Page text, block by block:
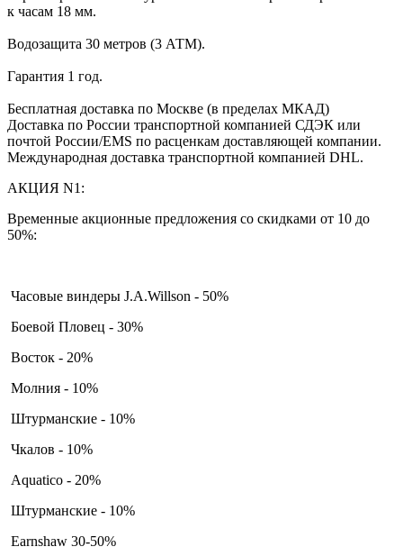
к часам 18 мм.
Водозащита 30 метров (3 АТМ).
Гарантия 1 год.
Бесплатная доставка по Москве (в пределах МКАД)
Доставка по России транспортной компанией СДЭК или
почтой России/EMS по расценкам доставляющей компании.
Международная доставка транспортной компанией DHL.
АКЦИЯ N1:
Временные акционные предложения со скидками от 10 до
50%:
Часовые виндеры J.A.Willson - 50%
Боевой Пловец - 30%
Восток - 20%
Молния - 10%
Штурманские - 10%
Чкалов - 10%
Aquatico - 20%
Штурманские - 10%
Earnshaw 30-50%